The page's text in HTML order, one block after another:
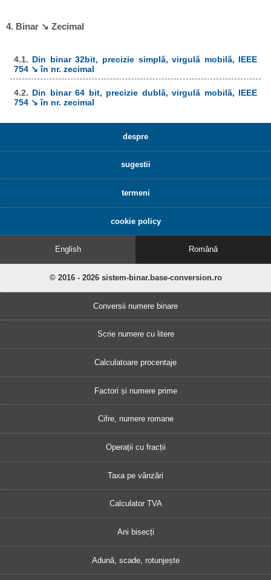
4. Binar ↘ Zecimal
4.1. Din binar 32bit, precizie simplă, virgulă mobilă, IEEE
754 ↘ în nr. zecimal
4.2. Din binar 64 bit, precizie dublă, virgulă mobilă, IEEE
754 ↘ în nr. zecimal
despre
sugestii
termeni
cookie policy
English Română
© 2016 - 2026 sistem-binar.base-conversion.ro
Conversii numere binare
Scrie numere cu litere
Calculatoare procentaje
Factori și numere prime
Cifre, numere romane
Operații cu fracții
Taxa pe vânzări
Calculator TVA
Ani bisecți
Adună, scade, rotunjește